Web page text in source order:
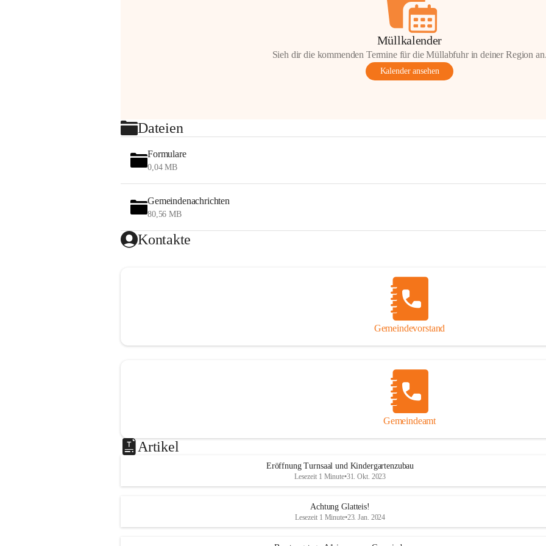
Müllkalender
Sieh dir die kommenden Termine für die Müllabfuhr in deiner Region
Kalender ansehen
Dateien
Formulare
0,04 MB
Gemeindenachrichten
80,56 MB
Kontakte
Gemeindevorstand
Gemeindeamt
Artikel
Eröffnung Turnsaal und Kindergartenzubau
Lesezeit 1 Minute•31. Okt. 2023
Achtung Glatteis!
Lesezeit 1 Minute•23. Jan. 2024